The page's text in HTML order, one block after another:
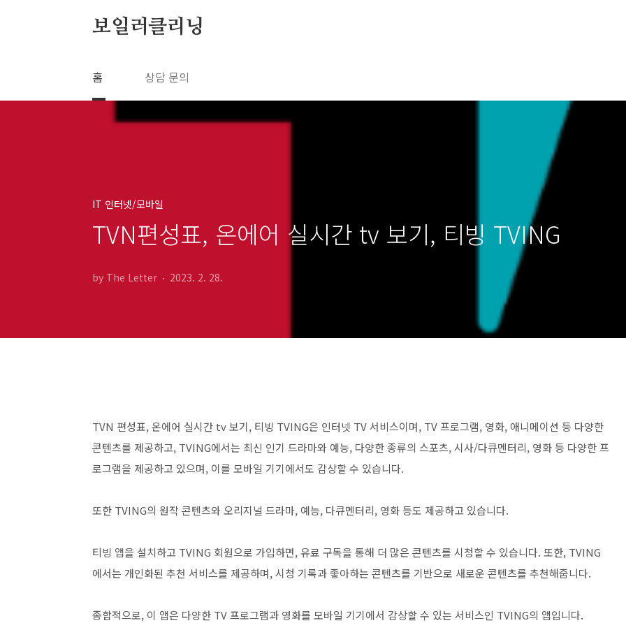
보일러클리닝
홈 상담 문의
IT 인터넷/모바일
TVN편성표, 온에어 실시간 tv 보기, 티빙 TVING
by The Letter 2023. 2. 28.
TVN 편성표, 온에어 실시간 tv 보기, 티빙 TVING은 인터넷 TV 서비스이며, TV 프로그램, 영화, 애니메이션 등 다양한
콘텐츠를 제공하고, TVING에서는 최신 인기 드라마와 예능, 다양한 종류의 스포츠, 시사/다큐멘터리, 영화 등 다양한 프
로그램을 제공하고 있으며, 이를 모바일 기기에서도 감상할 수 있습니다.
또한 TVING의 원작 콘텐츠와 오리지널 드라마, 예능, 다큐멘터리, 영화 등도 제공하고 있습니다.
티빙 앱을 설치하고 TVING 회원으로 가입하면, 유료 구독을 통해 더 많은 콘텐츠를 시청할 수 있습니다. 또한, TVING
에서는 개인화된 추천 서비스를 제공하며, 시청 기록과 좋아하는 콘텐츠를 기반으로 새로운 콘텐츠를 추천해줍니다.
종합적으로, 이 앱은 다양한 TV 프로그램과 영화를 모바일 기기에서 감상할 수 있는 서비스인 TVING의 앱입니다.